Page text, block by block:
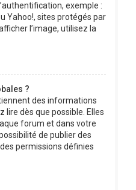
exemple :
Yahoo!, sites protégés par
l’image, utilisez la
?
des informations
lire dès que possible. Elles
forum et dans votre
de publier des
permissions définies